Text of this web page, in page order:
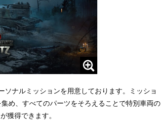
ナルミッションを用意しております。ミッショ
め、すべてのパーツをそろえることで特別車両の
獲得できます。